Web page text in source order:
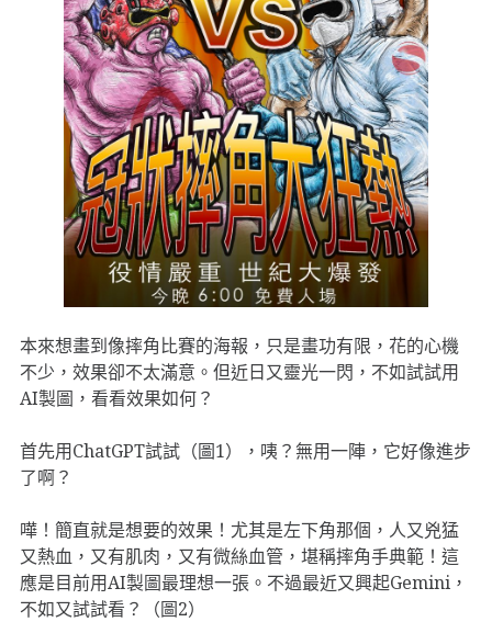
本來想畫到像摔角比賽的海報，只是畫功有限，花的心機
不少，效果卻不太滿意。但近日又靈光一閃，不如試試用
AI製圖，看看效果如何？
首先用ChatGPT試試（圖1），咦？無用一陣，它好像進步
了啊？
嘩！簡直就是想要的效果！尤其是左下角那個，人又兇猛
又熱血，又有肌肉，又有微絲血管，堪稱摔角手典範！這
應是目前用AI製圖最理想一張。不過最近又興起Gemini，
不如又試試看？（圖2）